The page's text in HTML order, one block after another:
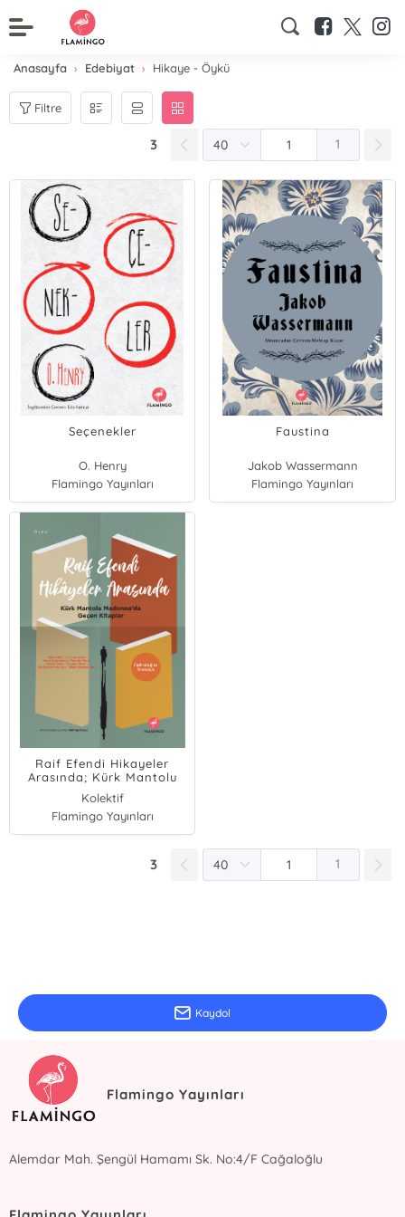
Anasayfa Edebiyat Hikaye - Öykü
Filtre
3 1
Seçenekler
O. Henry
Flamingo Yayınları
Faustina
Jakob Wassermann
Flamingo Yayınları
Raif Efendi Hikayeler
Arasında; Kürk Mantolu
Madonna'da Geçen
Kitaplar
Kolektif
Flamingo Yayınları
3 1
Kaydol
Flamingo Yayınları
Alemdar Mah. Şengül Hamamı Sk. No:4/F Cağaloğlu